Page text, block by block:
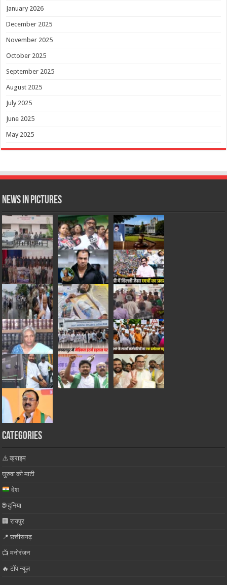
January 2026
December 2025
November 2025
October 2025
September 2025
August 2025
July 2025
June 2025
May 2025
News in Pictures
Categories
⚠️ क्राइम
घुरुवा की माटी
देश
🌐 दुनिया
🏢 रायपुर
📍 छत्तीसगढ़
📺 मनोरंजन
🔥 टॉप न्यूज़